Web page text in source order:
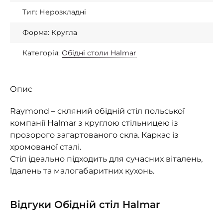
Тип: Нерозкладні
Форма: Кругла
Категорія: Обідні столи Halmar
Опис
Raymond – скляний обідній стіл польської
компанії Halmar з круглою стільницею із
прозорого загартованого скла. Каркас із
хромованої сталі.
Стіл ідеально підходить для сучасних віталень,
їдалень та малогабаритних кухонь.
Відгуки Обідній стіл Halmar